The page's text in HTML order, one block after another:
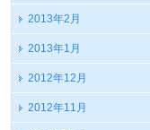
2013年2月
2013年1月
2012年12月
2012年11月